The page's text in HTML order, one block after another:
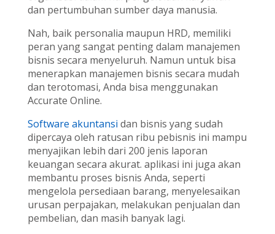
dan pertumbuhan sumber daya manusia.
Nah, baik personalia maupun HRD, memiliki
peran yang sangat penting dalam manajemen
bisnis secara menyeluruh. Namun untuk bisa
menerapkan manajemen bisnis secara mudah
dan terotomasi, Anda bisa menggunakan
Accurate Online.
Software akuntansi dan bisnis yang sudah
dipercaya oleh ratusan ribu pebisnis ini mampu
menyajikan lebih dari 200 jenis laporan
keuangan secara akurat. aplikasi ini juga akan
membantu proses bisnis Anda, seperti
mengelola persediaan barang, menyelesaikan
urusan perpajakan, melakukan penjualan dan
pembelian, dan masih banyak lagi.